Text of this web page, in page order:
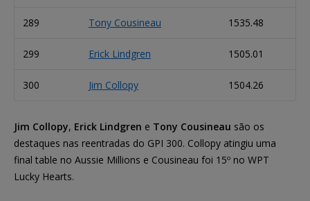
289 Tony Cousineau 1535.48
299 Erick Lindgren 1505.01
300 Jim Collopy 1504.26
Jim Collopy, Erick Lindgren e Tony Cousineau são os
destaques nas reentradas do GPI 300. Collopy atingiu uma
final table no Aussie Millions e Cousineau foi 15º no WPT
Lucky Hearts.